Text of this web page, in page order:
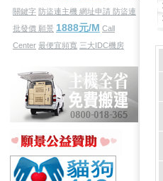
關鍵字 防盜連主機 網址申請 防盜連
批發價 願景 1888元/M Call
Center 最便宜頻寬 三大IDC機房